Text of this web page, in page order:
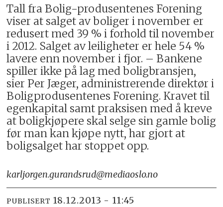
Tall fra Bolig-produsentenes Forening
viser at salget av boliger i november er
redusert med 39 % i forhold til november
i 2012. Salget av leiligheter er hele 54 %
lavere enn november i fjor. – Bankene
spiller ikke på lag med boligbransjen,
sier Per Jæger, administrerende direktør i
Boligprodusentenes Forening. Kravet til
egenkapital samt praksisen med å kreve
at boligkjøpere skal selge sin gamle bolig
før man kan kjøpe nytt, har gjort at
boligsalget har stoppet opp.
karljorgen.gurandsrud@mediaoslo.no
PUBLISERT 18.12.2013 - 11:45